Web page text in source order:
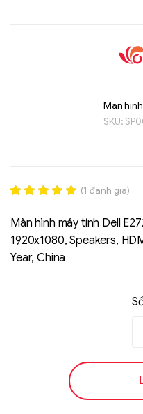
Màn
SKU:
out of 5
based on
đánh giá
(1 đánh giá)
Màn hình máy tính Dell
1920x1080, Speakers,
Year, China
- GDDR - GDDR6